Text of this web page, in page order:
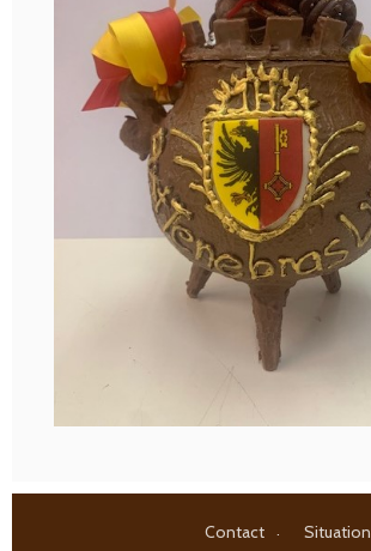
Contact Situation